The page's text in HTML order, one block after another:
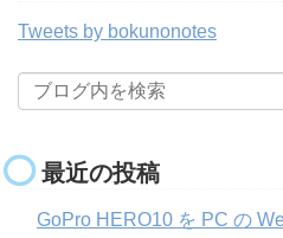
Tweets by bokunonotes
最近の投稿
GoPro HERO10 を PC の